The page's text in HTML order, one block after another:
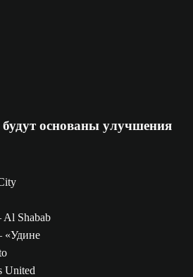
основаны улучшения
Shabab
«Удине
United